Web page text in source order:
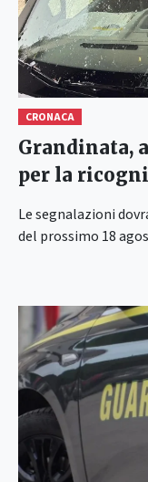
CRONACA
Grandinata,
per la
Le segnalazioni
del prossimo 18